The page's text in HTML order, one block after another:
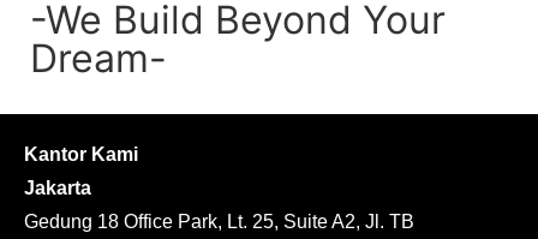
-We Build Beyond Your
Dream-
Kantor Kami
Jakarta
Gedung 18 Office Park, Lt. 25, Suite A2, Jl. TB